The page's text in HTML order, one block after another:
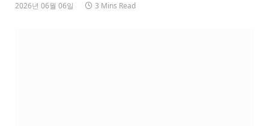
2026년 06월 06일 3 Mins Read